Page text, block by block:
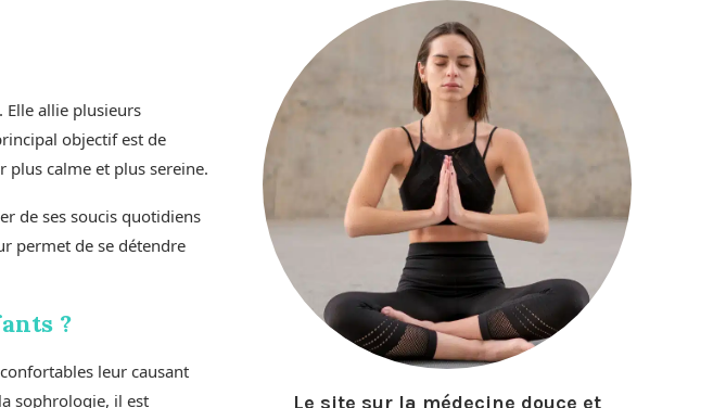
Elle allie plusieurs
objectif est de
plus calme et plus sereine.
de ses soucis quotidiens
permet de se détendre
?
leur causant
sophrologie, il est
Le site sur la médecine douce et